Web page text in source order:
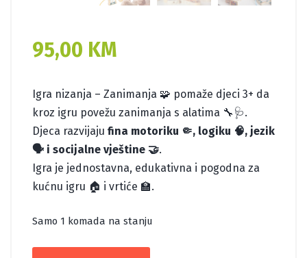
95,00 KM
Igra nizanja – Zanimanja 🧩 pomaže djeci 3+ da
kroz igru povežu zanimanja s alatima 🔧🩺.
Djeca razvijaju fina motoriku 🤏, logiku 🧠, jezik
🗣️ i socijalne vještine 🤝.
Igra je jednostavna, edukativna i pogodna za
kućnu igru 🏠 i vrtiće 🏫.
Samo 1 komada na stanju